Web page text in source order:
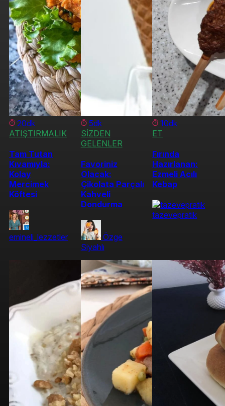
20dk
ATIŞTIRMALIK
Tam Tutan
Kıvamıyla:
Kolay
Mercimek
Köftesi
emineli_lezzetler
5dk
SİZDEN
GELENLER
Favoriniz
Olacak:
Çikolata Parçalı
Kahveli
Dondurma
Özge
Siyahlı
10dk
ET
Fırında
Hazırlanan:
Ezmeli Acılı
Kebap
tazevepratik